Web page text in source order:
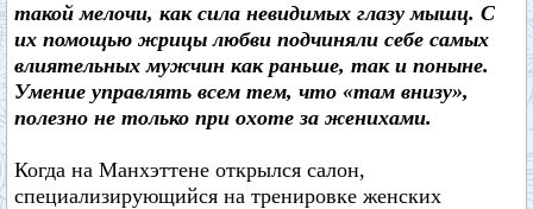
такой мелочи, как сила невидимых глазу мышц. С
их помощью жрицы любви подчиняли себе самых
влиятельных мужчин как раньше, так и поныне.
Умение управлять всем тем, что «там внизу»,
полезно не только при охоте за женихами.
Когда на Манхэттене открылся салон,
специализирующийся на тренировке женских